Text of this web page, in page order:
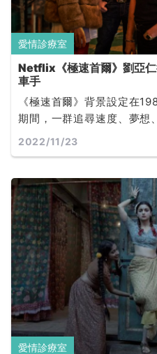
愛情診療室
Netflix《極速首爾》劉亞
車手
《極速首爾》背景設定在
期間，一群追尋速度、夢想
動，搜查某位大人物的不法
股獨特的懷舊魅力。
2022/11/23
愛情診療室